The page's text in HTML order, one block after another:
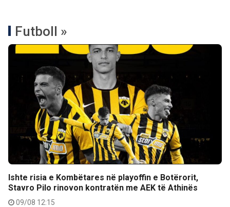
Futboll »
Ishte risia e Kombëtares në playoffin e Botërorit,
Stavro Pilo rinovon kontratën me AEK të Athinës
09/08 12:15